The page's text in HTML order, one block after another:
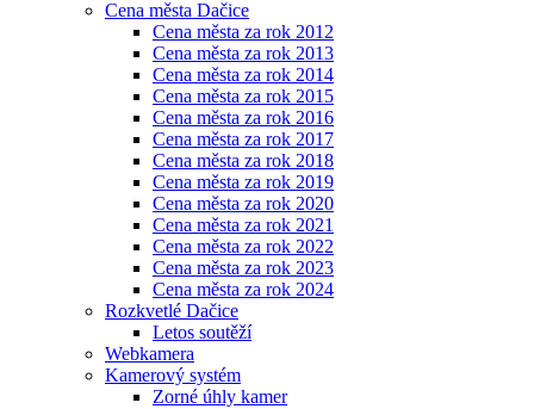
Cena města Dačice
Cena města za rok 2012
Cena města za rok 2013
Cena města za rok 2014
Cena města za rok 2015
Cena města za rok 2016
Cena města za rok 2017
Cena města za rok 2018
Cena města za rok 2019
Cena města za rok 2020
Cena města za rok 2021
Cena města za rok 2022
Cena města za rok 2023
Cena města za rok 2024
Rozkvetlé Dačice
Letos soutěží
Webkamera
Kamerový systém
Zorné úhly kamer